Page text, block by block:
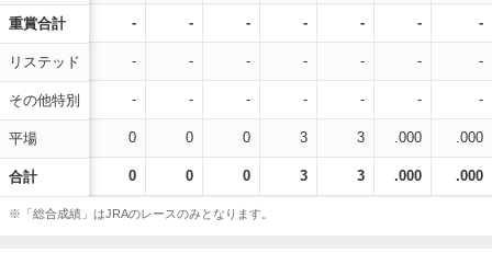
重賞合計
リステッド
その他特別
平場
合計
- - - - - - -
- - - - - - -
- - - - - - -
0 0 0 3 3 .000 .000
0 0 0 3 3 .000 .000
※「総合成績」はJRAのレースのみとなります。